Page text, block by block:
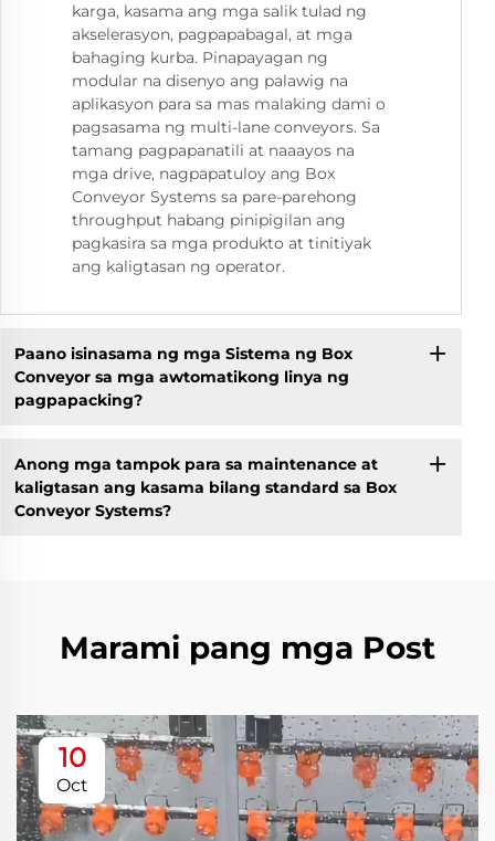
karga, kasama ang mga salik tulad ng
akselerasyon, pagpapabagal, at mga
bahaging kurba. Pinapayagan ng
modular na disenyo ang palawig na
aplikasyon para sa mas malaking dami o
pagsasama ng multi-lane conveyors. Sa
tamang pagpapanatili at naaayos na
mga drive, nagpapatuloy ang Box
Conveyor Systems sa pare-parehong
throughput habang pinipigilan ang
pagkasira sa mga produkto at tinitiyak
ang kaligtasan ng operator.
Paano isinasama ng mga Sistema ng Box
Conveyor sa mga awtomatikong linya ng
pagpapacking?
Anong mga tampok para sa maintenance at
kaligtasan ang kasama bilang standard sa Box
Conveyor Systems?
Marami pang mga Post
10
Oct